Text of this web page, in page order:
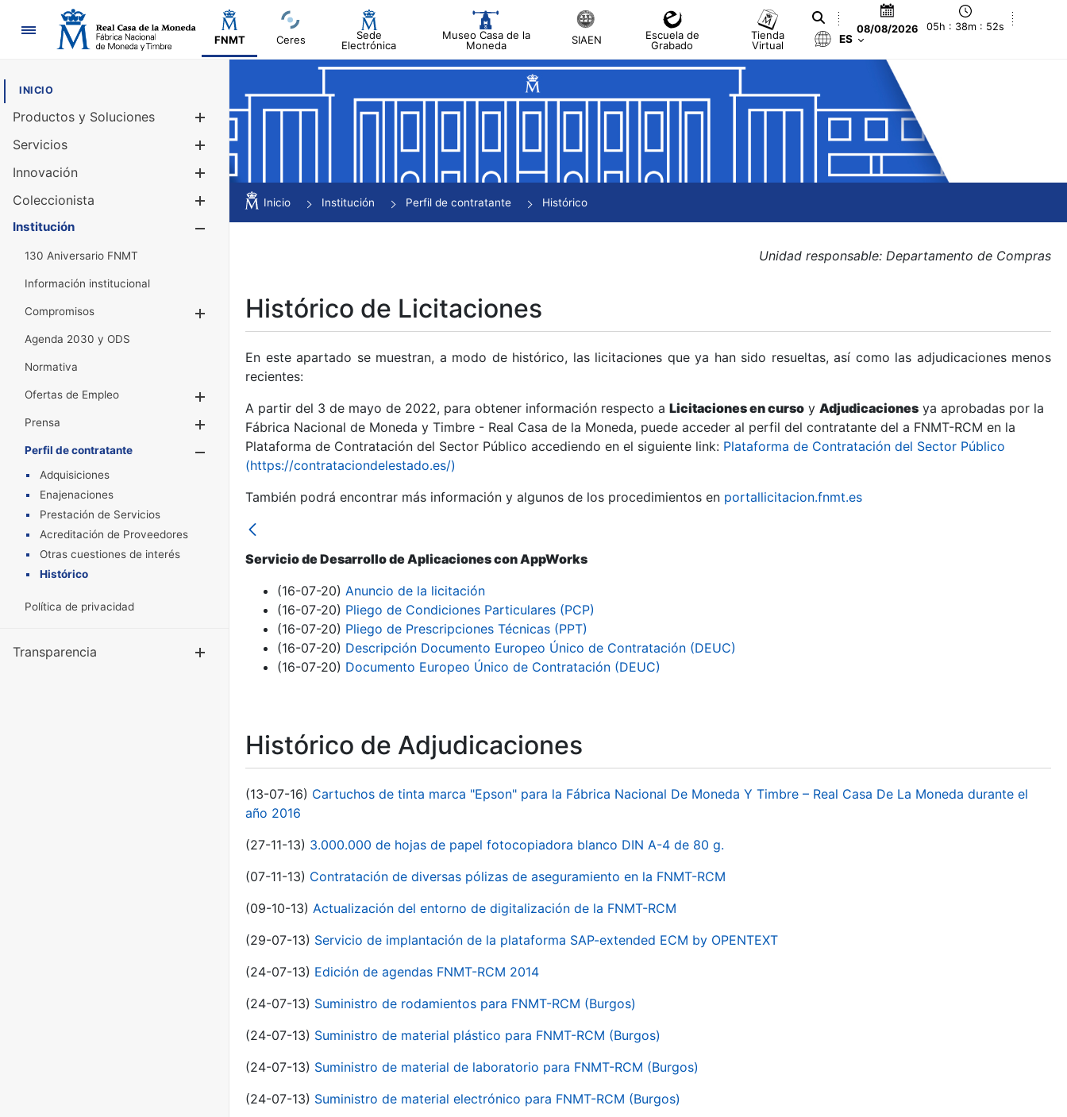
Navegación
FNMT Ceres
Sede
Electrónica
Museo Casa de la
Moneda
SIAEN
Escuela de
Grabado
Tienda
Virtual
08/08/2026 05h : 38m : 52s
ES
INICIO
Productos y Soluciones
Mostrar/Ocultar
Servicios
Innovación
Coleccionista
Mostrar/Ocultar
Institución
130 Aniversario FNMT
Información institucional
Compromisos
Mostrar/Ocultar
Agenda 2030 y ODS
Normativa
Ofertas de Empleo
Prensa
Mostrar/Ocultar
Perfil de contratante
Mostrar/Ocultar
Adquisiciones
Enajenaciones
Prestación de Servicios
Acreditación de Proveedores
Otras cuestiones de interés
Histórico
Política de privacidad
Transparencia Mostrar/Ocultar
Inicio Institución Perfil de contratante Histórico
Unidad responsable: Departamento de Compras
Histórico de Licitaciones
En este apartado se muestran, a modo de histórico, las licitaciones que ya han sido resueltas, así como las adjudicaciones menos
recientes:
A partir del 3 de mayo de 2022, para obtener información respecto a Licitaciones en curso y Adjudicaciones ya aprobadas por la
Fábrica Nacional de Moneda y Timbre - Real Casa de la Moneda, puede acceder al perfil del contratante del a FNMT-RCM en la
Plataforma de Contratación del Sector Público accediendo en el siguiente link: Plataforma de Contratación del Sector Público
(https://contrataciondelestado.es/)
También podrá encontrar más información y algunos de los procedimientos en portallicitacion.fnmt.es
Servicio de Desarrollo de Aplicaciones con AppWorks
(16-07-20) Anuncio de la licitación
(16-07-20) Pliego de Condiciones Particulares (PCP)
(16-07-20) Pliego de Prescripciones Técnicas (PPT)
(16-07-20) Descripción Documento Europeo Único de Contratación (DEUC)
(16-07-20) Documento Europeo Único de Contratación (DEUC)
Histórico de Adjudicaciones
(13-07-16) Cartuchos de tinta marca "Epson" para la Fábrica Nacional De Moneda Y Timbre – Real Casa De La Moneda durante el
año 2016
(27-11-13) 3.000.000 de hojas de papel fotocopiadora blanco DIN A-4 de 80 g.
(07-11-13) Contratación de diversas pólizas de aseguramiento en la FNMT-RCM
(09-10-13) Actualización del entorno de digitalización de la FNMT-RCM
(29-07-13) Servicio de implantación de la plataforma SAP-extended ECM by OPENTEXT
(24-07-13) Edición de agendas FNMT-RCM 2014
(24-07-13) Suministro de rodamientos para FNMT-RCM (Burgos)
(24-07-13) Suministro de material plástico para FNMT-RCM (Burgos)
(24-07-13) Suministro de material de laboratorio para FNMT-RCM (Burgos)
(24-07-13) Suministro de material electrónico para FNMT-RCM (Burgos)